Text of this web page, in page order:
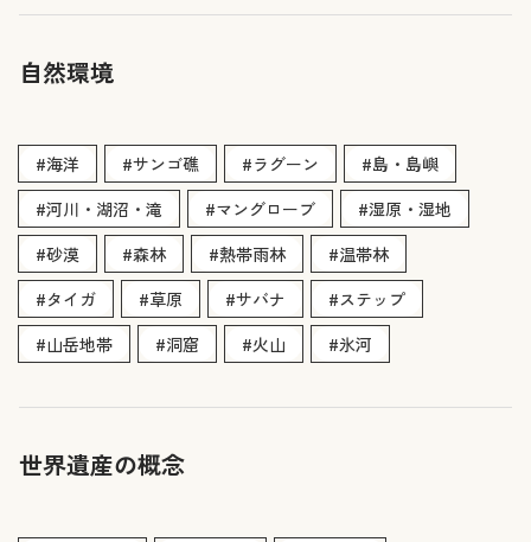
自然環境
#海洋 #サンゴ礁 #ラグーン
#島・島嶼
#河川・湖沼・滝
#マングローブ
#湿原・湿地
#砂漠
#森林 #熱帯雨林
#温帯林
#タイガ
#草原 #サバナ
#ステップ
#山岳地帯
#洞窟 #火山 #氷河
世界遺産の概念